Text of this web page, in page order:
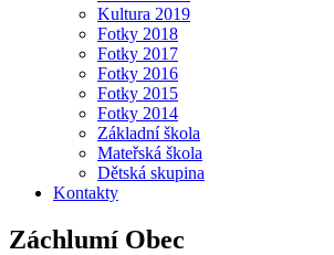
Kultura 2019
Fotky 2018
Fotky 2017
Fotky 2016
Fotky 2015
Fotky 2014
Základní škola
Mateřská škola
Dětská skupina
Kontakty
Záchlumí Obec